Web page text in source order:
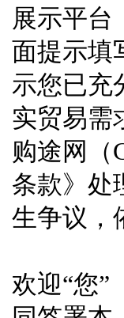
展示平台
面提示填
示您已充
实贸易需
购途网（
条款》处
生争议，
欢迎“您”